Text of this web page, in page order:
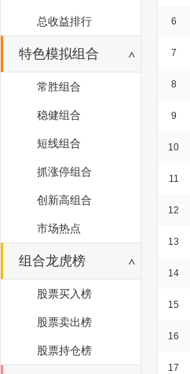
总收益排行
特色模拟组合
常胜组合
稳健组合
短线组合
抓涨停组合
创新高组合
市场热点
组合龙虎榜
股票买入榜
股票卖出榜
股票持仓榜
6
7
8
9
10
11
12
13
14
15
16
17